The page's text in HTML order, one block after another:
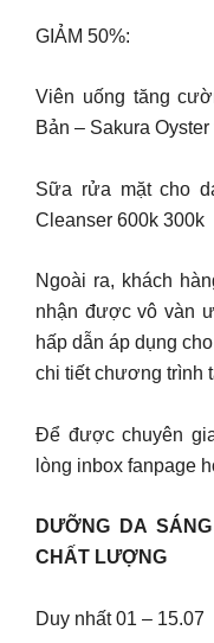
GIẢM 50%:
Viên uống tăng
Bản – Sakura
Sữa rửa mặt cho
Cleanser 600k 300k
Ngoài ra, khách
nhận được vô vàn
hấp dẫn áp dụng
chi tiết chương trình
Để được chuyên
lòng inbox fanpage
DƯỠNG DA
CHẤT LƯỢNG
Duy nhất 01 – 15.07